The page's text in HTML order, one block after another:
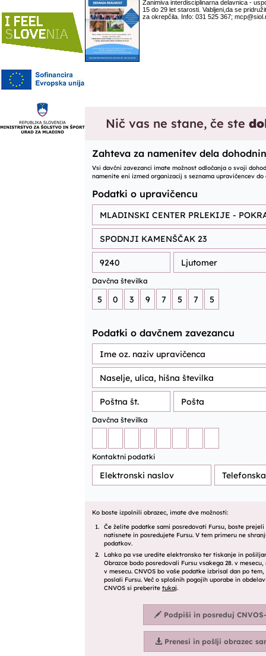
Zanimiva interdisciplinarna delavnica -
15 do 29 let starosti. Vabljeni,da se
za okrepčila. Info: 031 525 367;